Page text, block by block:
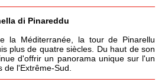
di Pinareddu
la Méditerranée, la tour de Pinarellu
plus de quatre siècles. Du haut de son
d'offrir un panorama unique sur l'un
de l'Extrême-Sud.